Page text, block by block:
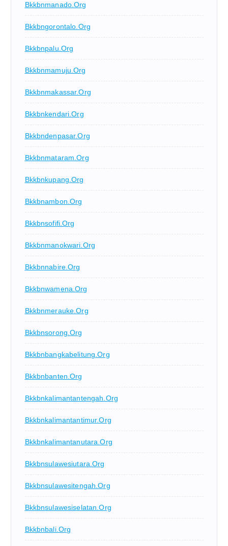
Bkkbnmanado.org
Bkkbngorontalo.org
Bkkbnpalu.org
Bkkbnmamuju.org
Bkkbnmakassar.org
Bkkbnkendari.org
Bkkbndenpasar.org
Bkkbnmataram.org
Bkkbnkupang.org
Bkkbnambon.org
Bkkbnsofifi.org
Bkkbnmanokwari.org
Bkkbnnabire.org
Bkkbnwamena.org
Bkkbnmerauke.org
Bkkbnsorong.org
Bkkbnbangkabelitung.org
Bkkbnbanten.org
Bkkbnkalimantantengah.org
Bkkbnkalimantantimur.org
Bkkbnkalimantanutara.org
Bkkbnsulawesiutara.org
Bkkbnsulawesitengah.org
Bkkbnsulawesiselatan.org
Bkkbnbali.org